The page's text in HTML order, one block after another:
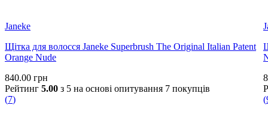
Janeke
Щітка для волосся Janeke Superbrush The Original Italian Patent
Orange Nude
840.00 грн
Рейтинг 5.00 з 5 на основі опитування 7 покупців
(7)
(